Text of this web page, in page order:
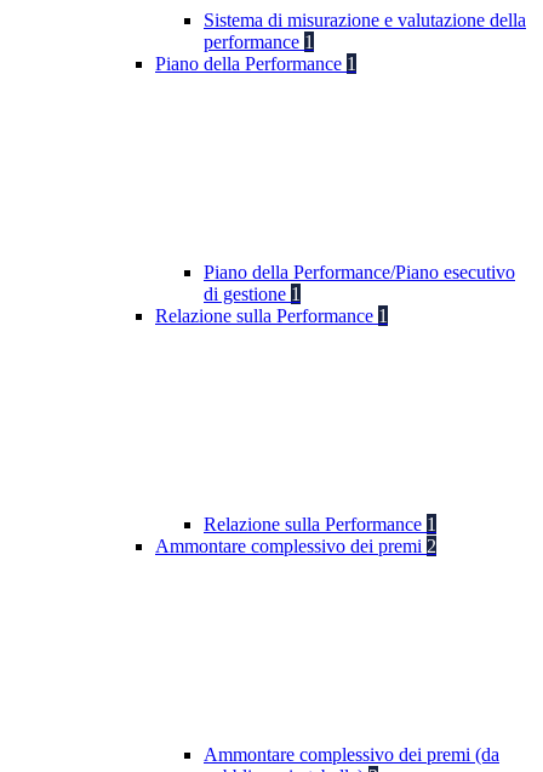
Sistema di misurazione e valutazione della
performance 1
Piano della Performance 1
Piano della Performance/Piano esecutivo
di gestione 1
Relazione sulla Performance 1
Relazione sulla Performance 1
Ammontare complessivo dei premi 2
Ammontare complessivo dei premi (da